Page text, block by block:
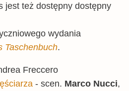
jest też dostępny dostępny
wydania
Taschenbuch.
Freccero
- scen. Marco Nucci,